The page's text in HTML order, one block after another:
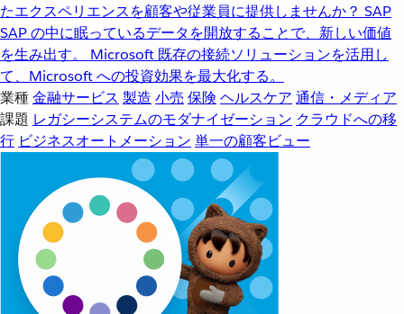
たエクスペリエンスを顧客や従業員に提供しませんか？ SAP
SAP の中に眠っているデータを開放することで、新しい価値
を生み出す。
Microsoft 既存の接続ソリューションを活用し
て、Microsoft への投資効果を最大化する。
業種金融サービス 製造 小売 保険 ヘルスケア 通信・メディア
課題 レガシーシステムのモダナイゼーション クラウドへの移
行 ビジネスオートメーション 単一の顧客ビュー